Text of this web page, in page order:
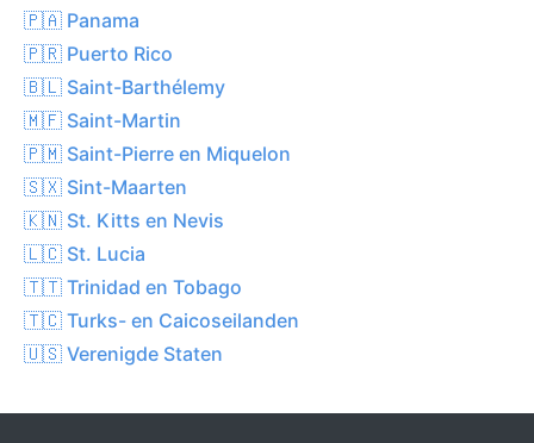
🇵🇦 Panama
🇵🇷 Puerto Rico
🇧🇱 Saint-Barthélemy
🇲🇫 Saint-Martin
🇵🇲 Saint-Pierre en Miquelon
🇸🇽 Sint-Maarten
🇰🇳 St. Kitts en Nevis
🇱🇨 St. Lucia
🇹🇹 Trinidad en Tobago
🇹🇨 Turks- en Caicoseilanden
🇺🇸 Verenigde Staten